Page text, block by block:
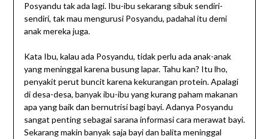
Posyandu tak ada lagi. Ibu-ibu sekarang sibuk sendiri-
sendiri, tak mau mengurusi Posyandu, padahal itu demi
anak mereka juga.
Kata Ibu, kalau ada Posyandu, tidak perlu ada anak-anak
yang meninggal karena busung lapar. Tahu kan? Itu lho,
penyakit perut buncit karena kekurangan protein. Apalagi
di desa-desa, banyak ibu-ibu yang kurang paham makanan
apa yang baik dan bernutrisi bagi bayi. Adanya Posyandu
sangat penting sebagai sarana informasi cara merawat bayi.
Sekarang makin banyak saja bayi dan balita meninggal